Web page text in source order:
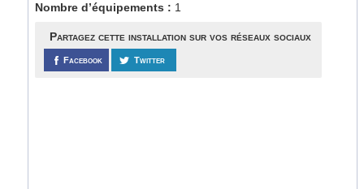
Nombre d’équipements : 1
Partagez cette installation sur vos réseaux sociaux
Facebook Twitter